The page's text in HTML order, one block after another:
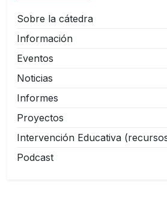
Sobre la cátedra
Información
Eventos
Noticias
Informes
Proyectos
Intervención Educativa
Podcast